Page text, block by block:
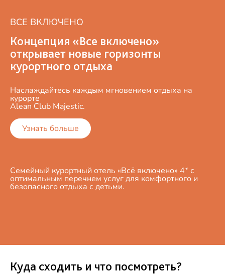
ВСЕ ВКЛЮЧЕНО
Концепция «Все включено»
открывает новые горизонты
курортного отдыха
Наслаждайтесь каждым мгновением отдыха на
курорте
Alean Club Majestic.
Узнать больше
Семейный курортный отель «Всё включено» 4* с
оптимальным перечнем услуг для комфортного и
безопасного отдыха с детьми.
Куда сходить и что посмотреть?